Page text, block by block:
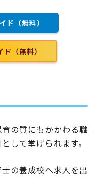
ためにも、保育施設で起こりうる
えることが大切で…
ド（無料）
（無料）
の質にもかかわる職
して挙げられます。
の養成校へ求人を出